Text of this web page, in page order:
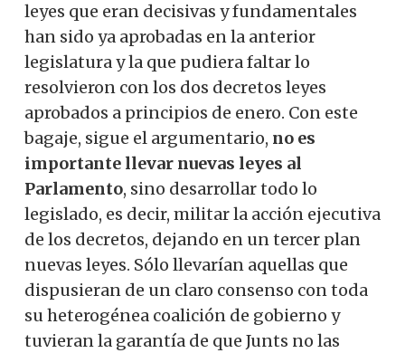
leyes que eran decisivas y fundamentales
han sido ya aprobadas en la anterior
legislatura y la que pudiera faltar lo
resolvieron con los dos decretos leyes
aprobados a principios de enero. Con este
bagaje, sigue el argumentario, no es
importante llevar nuevas leyes al
Parlamento, sino desarrollar todo lo
legislado, es decir, militar la acción ejecutiva
de los decretos, dejando en un tercer plan
nuevas leyes. Sólo llevarían aquellas que
dispusieran de un claro consenso con toda
su heterogénea coalición de gobierno y
tuvieran la garantía de que Junts no las